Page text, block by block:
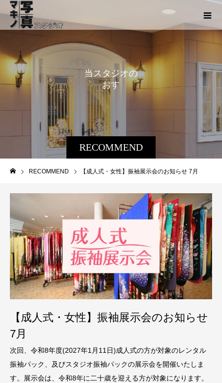
RECOMMEND
当ス タジオの
おすすめ 情
RECOMMEND 【成人式・女性】振袖展示会のお知らせ 7月
【成人式・女性】振袖展示会のお知らせ
7月
次回、令和8年度(2027年1月11日)成人式の方が対象のレンタル
振袖パック、及びスタジオ振袖パックの展示会を開催いたしま
す。展示会は、令和8年に二十歳を迎える方が対象になります。